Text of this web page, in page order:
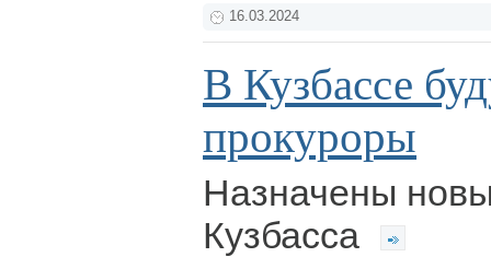
16.03.2024
В Кузбассе
прокуроры
Назначены
Кузбасса